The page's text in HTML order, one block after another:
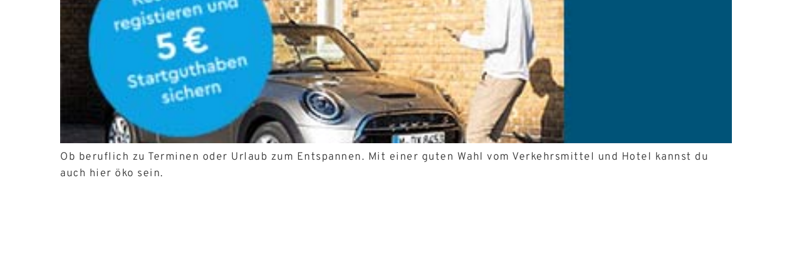
Ob beruflich zu Terminen oder Urlaub zum Entspannen. Mit einer guten Wahl vom Verkehrsmittel und Hotel kannst du
auch hier öko sein.